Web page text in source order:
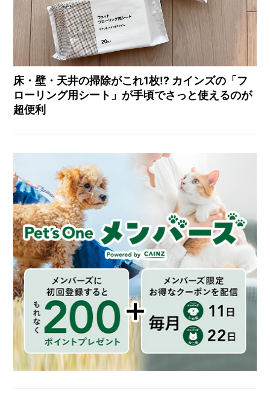
床・壁・天井の掃除がこれ1枚!? カインズの「フ
ローリング用シート」が手頃でさっと使えるのが
超便利